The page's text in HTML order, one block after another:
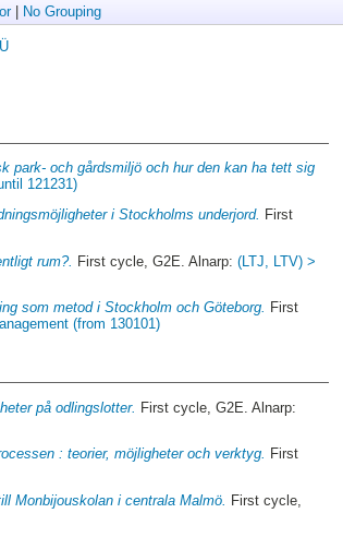
| No Grouping
Ü
park- och gårdsmiljö och hur den kan ha tett sig
121231)
i Stockholms underjord. First
rum?. First cycle, G2E. Alnarp:(LTJ, LTV) >
som metod i Stockholm och Göteborg. First
(from 130101)
på odlingslotter. First cycle, G2E. Alnarp:
: teorier, möjligheter och verktyg. First
Monbijouskolan i centrala Malmö. First cycle,